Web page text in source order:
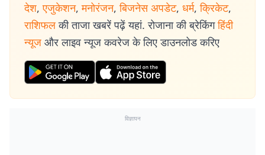
देश, एजुकेशन, मनोरंजन, बिजनेस अपडेट, धर्म, क्रिकेट,
राशिफल की ताजा खबरें पढ़ें यहां. रोजाना की ब्रेकिंग हिंदी
न्यूज और लाइव न्यूज कवरेज के लिए डाउनलोड करिए
विज्ञापन